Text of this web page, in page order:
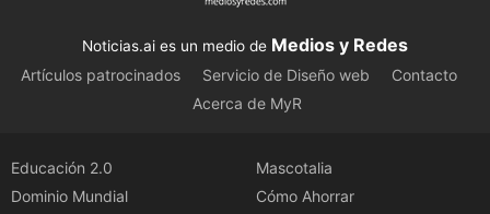
Noticias.ai es un medio de Medios y Redes
Artículos patrocinados Servicio de Diseño web
Contacto
Acerca de MyR
Educación 2.0
Dominio Mundial
Mascotalia
Cómo Ahorrar